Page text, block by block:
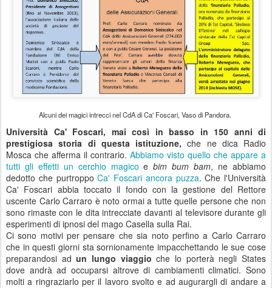
Alcuni dei magici intrecci nel CdA di Ca' Foscari, Vaso di Pandora.
Università Ca' Foscari, mai così in basso in 150 anni di
prestigiosa storia di questa istituzione,che ne dica Radio
Mosca che afferma il contrario. Abbiamo visto quello che appare a
tutti gli effetti un cerchio magico ebim bum bam, ne abbiamo
dedotto che purtroppoCa' Foscari ancora puzza. Che l'Università
Ca' Foscari abbia toccato il fondo con la gestione del Rettore
uscente Carlo Carraro è noto ormai a tutte quelle persone che non
sono rimaste con le dita intrecciate davanti al televisore durante gli
esperimenti di ipnosi del mago Casella sulla Rai.
Ci sono motivi per pensare che sia noto perfino a Carlo Carraro
che in questi giorni sta sornionamente impacchettando le sue cose
preparandosi adun lungo viaggio che lo porterà negli States
dove andrà ad occuparsi altrove di cambiamenti climatici. Sono
molti a ringraziarlo per il lavoro svolto e ad augurargli di andare a